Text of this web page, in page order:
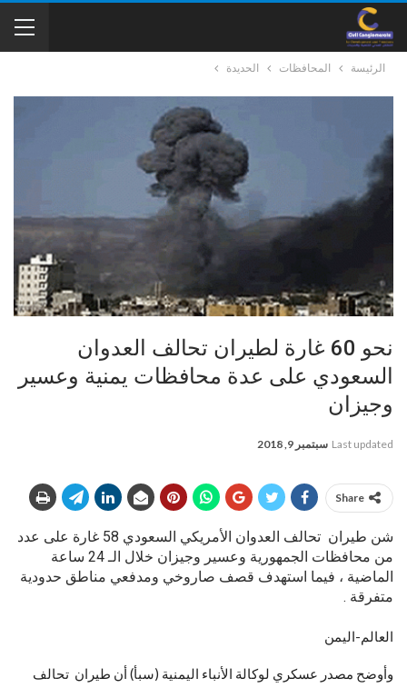
الرئيسة المحافظات الحديدة
نحو 60 غارة لطيران تحالف العدوان
السعودي على عدة محافظات يمنية وعسير
وجيزان
Last updated سبتمبر 9, 2018
Share
شن طيران تحالف العدوان الأمريكي السعودي 58 غارة على عدد
من محافظات الجمهورية وعسير وجيزان خلال الـ 24 ساعة
الماضية ، فيما استهدف قصف صاروخي ومدفعي مناطق حدودية
متفرقة .
العالم-اليمن
وأوضح مصدر عسكري لوكالة الأنباء اليمنية (سبأ) أن طيران تحالف